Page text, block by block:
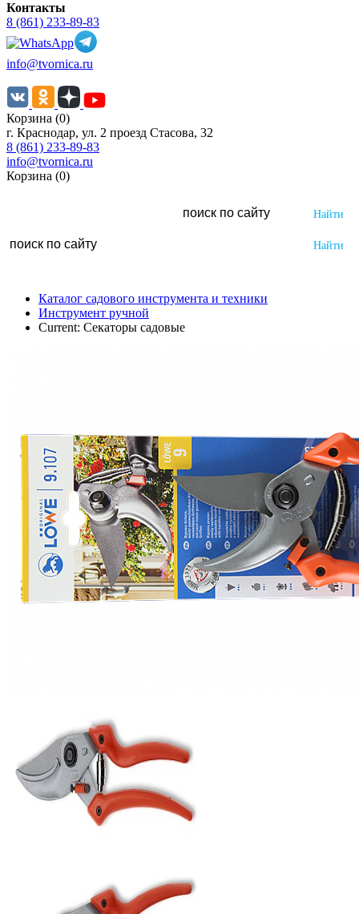
Контакты
8 (861) 233-89-83
info@tvornica.ru
Корзина (0)
г. Краснодар, ул. 2 проезд Стасова, 32
8 (861) 233-89-83
info@tvornica.ru
Корзина (0)
Каталог садового инструмента и техники
Инструмент ручной
Current: Секаторы садовые